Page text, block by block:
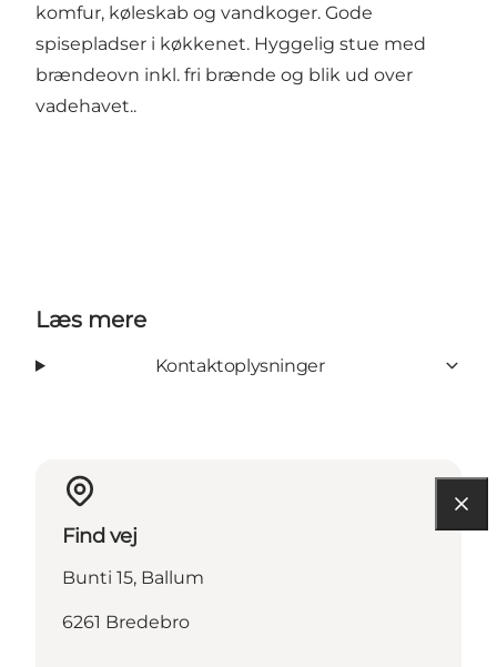
komfur, køleskab og vandkoger. Gode
spisepladser i køkkenet. Hyggelig stue med
brændeovn inkl. fri brænde og blik ud over
vadehavet..
Læs mere
Kontaktoplysninger
Find vej
Bunti 15, Ballum
6261 Bredebro